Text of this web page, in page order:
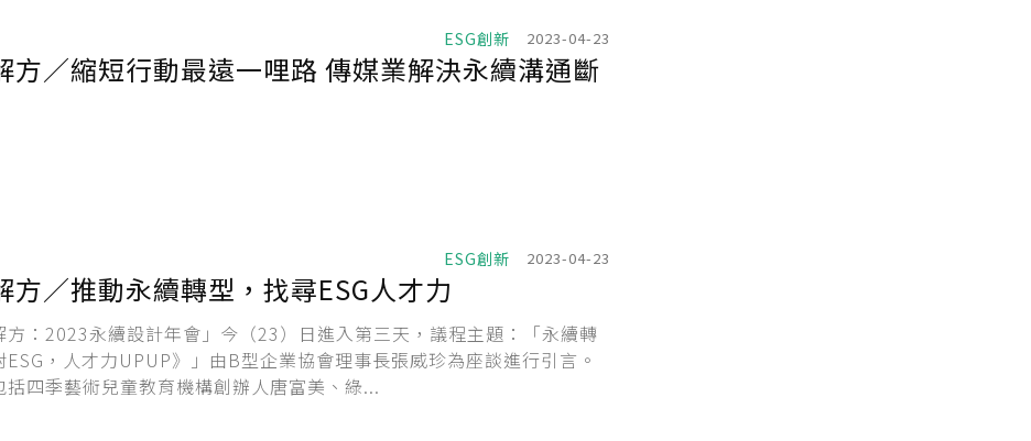
ESG創新 2023-04-23
縮短行動最遠一哩路 傳媒業解決永續溝通斷
ESG創新 2023-04-23
方／推動永續轉型，找尋ESG人才力
方：2023永續設計年會」今（23）日進入第三天，議程主題：「永續轉
ESG，人才力UPUP》」由B型企業協會理事長張威珍為座談進行引言。
括四季藝術兒童教育機構創辦人唐富美、綠...